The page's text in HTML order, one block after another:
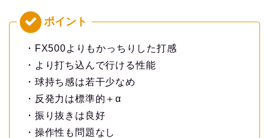
・FX500よりもかっちりした打感
・より打ち込んで行ける性能
・球持ち感は若干少なめ
・反発力は標準的＋α
・振り抜きは良好
・操作性も問題なし